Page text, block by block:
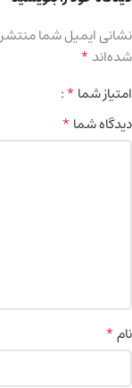
نشانی ایمیل شما
شده‌اند*
امتیاز شما*
دیدگاه شما*
نام*